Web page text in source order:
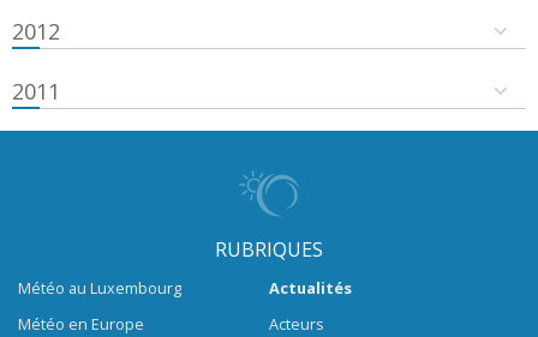
2012
2011
RUBRIQUES
Météo au Luxembourg
Météo en Europe
Actualités
Acteurs